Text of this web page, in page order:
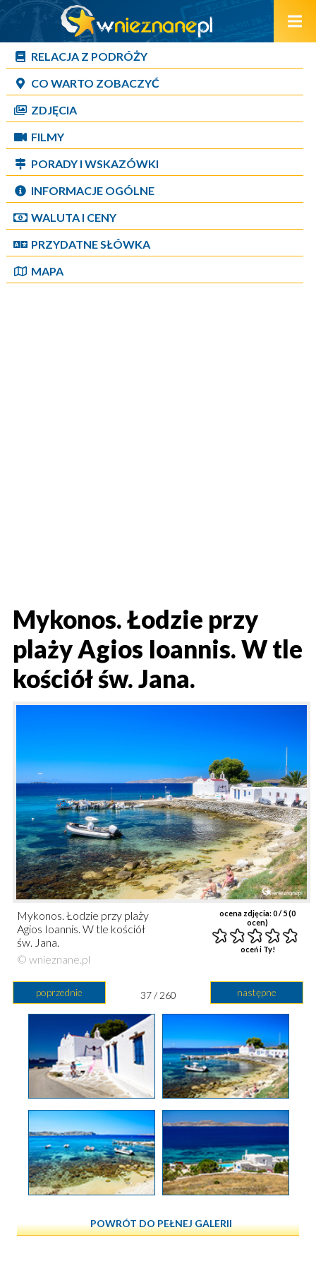
RELACJA Z PODRÓŻY
CO WARTO ZOBACZYĆ
ZDJĘCIA
FILMY
PORADY I WSKAZÓWKI
INFORMACJE OGÓLNE
WALUTA I CENY
PRZYDATNE SŁÓWKA
MAPA
Mykonos. Łodzie przy
plaży Agios Ioannis. W tle
kościół św. Jana.
ocena zdjęcia:0/ 5 (0
ocen)
oceń i Ty!
Mykonos. Łodzie przy plaży
Agios Ioannis. W tle kościół
św. Jana.
© wnieznane.pl
poprzednie następne
37 / 260
POWRÓT DO PEŁNEJ GALERII